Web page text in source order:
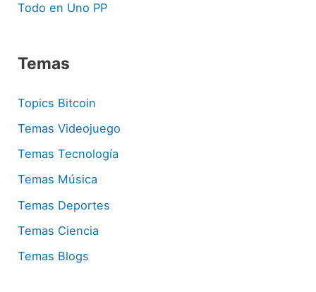
Todo en Uno PP
Temas
Topics Bitcoin
Temas Videojuego
Temas Tecnología
Temas Música
Temas Deportes
Temas Ciencia
Temas Blogs